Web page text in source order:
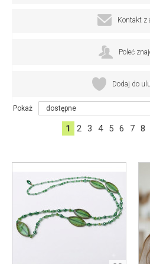
Biżuterię wysyłam w ozdobnymKontakt z
Poleć
Dodaj do
Pokaż dostępne
1 2 3 4 5 6 7 8